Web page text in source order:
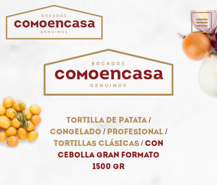
Tortilla de patata/
Congelado/ Profesional/
Tortillas clásicas/ Con
cebolla gran formato
1500 gr